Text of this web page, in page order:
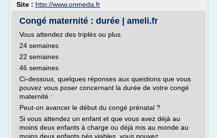
Site : http://www.onmeda.fr
Congé maternité : durée | ameli.fr
Vous attendez des triplés ou plus
24 semaines
22 semaines
46 semaines
Ci-dessous, quelques réponses aux questions que vous
pouvez vous poser concernant la durée de votre congé
maternité :
Peut-on avancer le début du congé prénatal ?
Si vous attendez un enfant et que vous avez déjà au
moins deux enfants à charge ou déjà mis au monde au
moins deux enfants nés viables, vous pouvez...